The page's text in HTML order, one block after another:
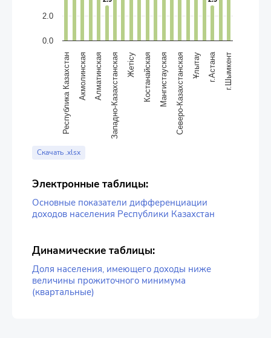
Республика Казахстан Акмолинская Алматинская Западно-Казахстанская Жетісу Костанайская МангистаускаяСеверо-Казахстанская Ұлытау г.Астана г.Шымкент
0.0
2.0
End of interactive chart.
Скачать .xlsx
Электронные таблицы:
Основные показатели дифференциации
доходов населения Республики Казахстан
Динамические таблицы:
Доля населения, имеющего доходы ниже
величины прожиточного минимума
(квартальные)